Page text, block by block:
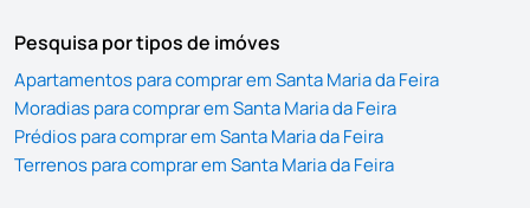
Pesquisa por tipos de imóves
Apartamentos para comprar em Santa Maria da Feira
Moradias para comprar em Santa Maria da Feira
Prédios para comprar em Santa Maria da Feira
Terrenos para comprar em Santa Maria da Feira